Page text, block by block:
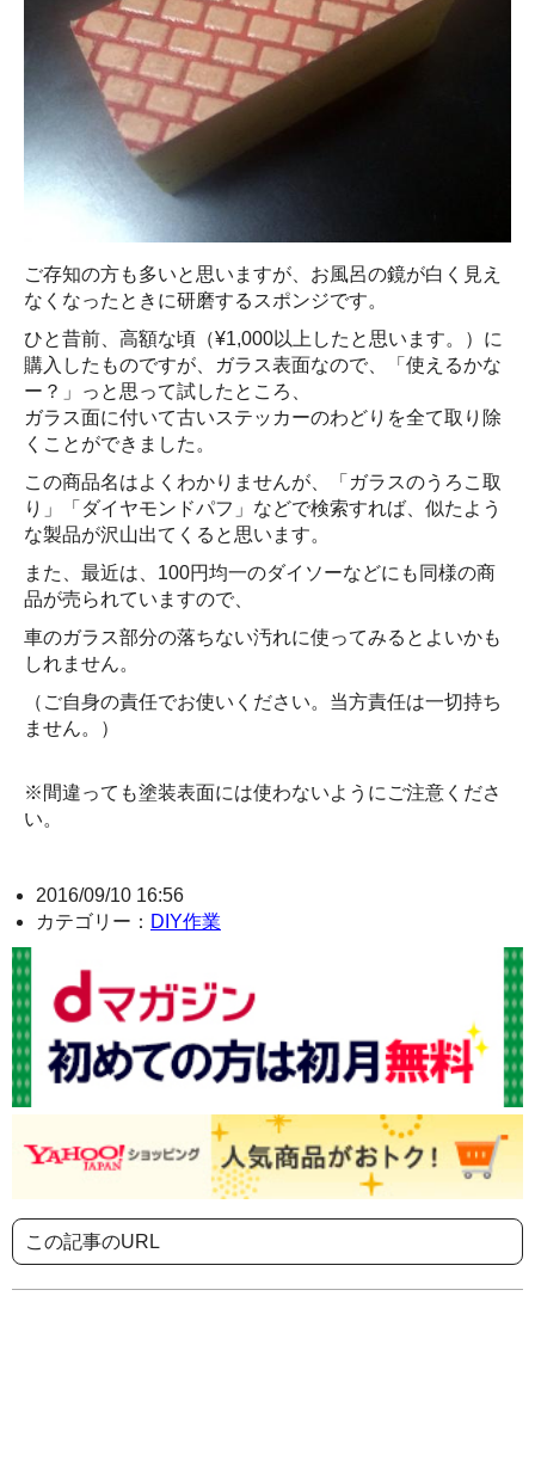
ご存知の方も多いと思いますが、お風呂の鏡が白く見え
なくなったときに研磨するスポンジです。
ひと昔前、高額な頃（¥1,000以上したと思います。）に
購入したものですが、ガラス表面なので、「使えるかな
ー？」っと思って試したところ、
ガラス面に付いて古いステッカーのわどりを全て取り除
くことができました。
この商品名はよくわかりませんが、「ガラスのうろこ取
り」「ダイヤモンドパフ」などで検索すれば、似たよう
な製品が沢山出てくると思います。
また、最近は、100円均一のダイソーなどにも同様の商
品が売られていますので、
車のガラス部分の落ちない汚れに使ってみるとよいかも
しれません。
（ご自身の責任でお使いください。当方責任は一切持ち
ません。）
※間違っても塗装表面には使わないようにご注意くださ
い。
2016/09/10 16:56
カテゴリー： DIY作業
この記事のURL